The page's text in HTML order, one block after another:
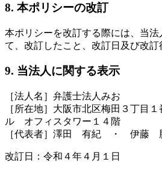
8. 本ポリシーの改訂
本ポリシーを改訂する際には、当法
て、改訂したこと、改訂日及び改訂
9. 当法人に関する表示
［法人名］弁護士法人みお
［所在地］大阪市北区梅田３丁目
ル オフィスタワー１４階
［代表者］澤田 有紀 ・ 伊藤
改訂日：令和４年４月１日